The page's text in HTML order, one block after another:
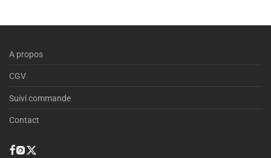
A propos
CGV
Suivi commande
Contact